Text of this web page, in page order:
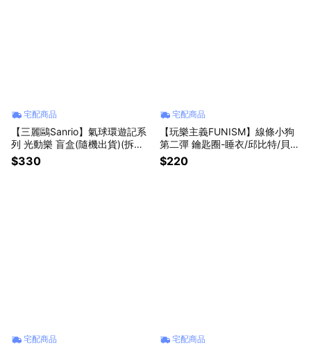
宅配商品
【三麗鷗Sanrio】氣球環遊記系
列 光動樂 盲盒(隨機出貨)(拆封
不退)【墊腳石】
$330
宅配商品
【玩樂主義FUNISM】線條小狗
第二彈 鑰匙圈-睡衣/邱比特/貝殼
【墊腳石】
$220
宅配商品 宅配商品